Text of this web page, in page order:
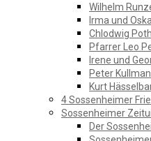
Wilhelm
Irma und
Chlodwig Poth
Pfarrer Leo
Irene und
Peter
Kurt
4 Sossenheimer
Sossenheimer
Der